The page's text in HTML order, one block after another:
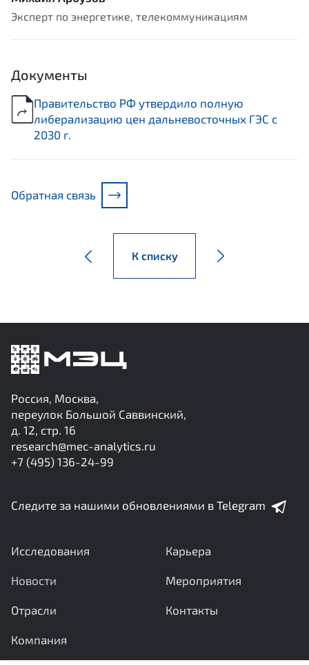
Эксперт по энергетике, телекоммуникациям
Документы
Правительство РФ утвердило полную
либерализацию цен дальневосточных ГЭС с
2030 г.
Обратная связь
К списку
Россия, Москва,
переулок Большой Саввинский,
д. 12, стр. 16
research@mec-analytics.ru
+7 (495) 136-24-99
Следите за нашими обновлениями в Telegram
Исследования
Новости
Отрасли
Компания
Карьера
Мероприятия
Контакты